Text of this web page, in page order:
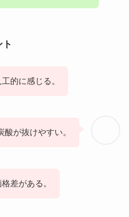
的に感じる。
酸が抜けやすい。
差がある。